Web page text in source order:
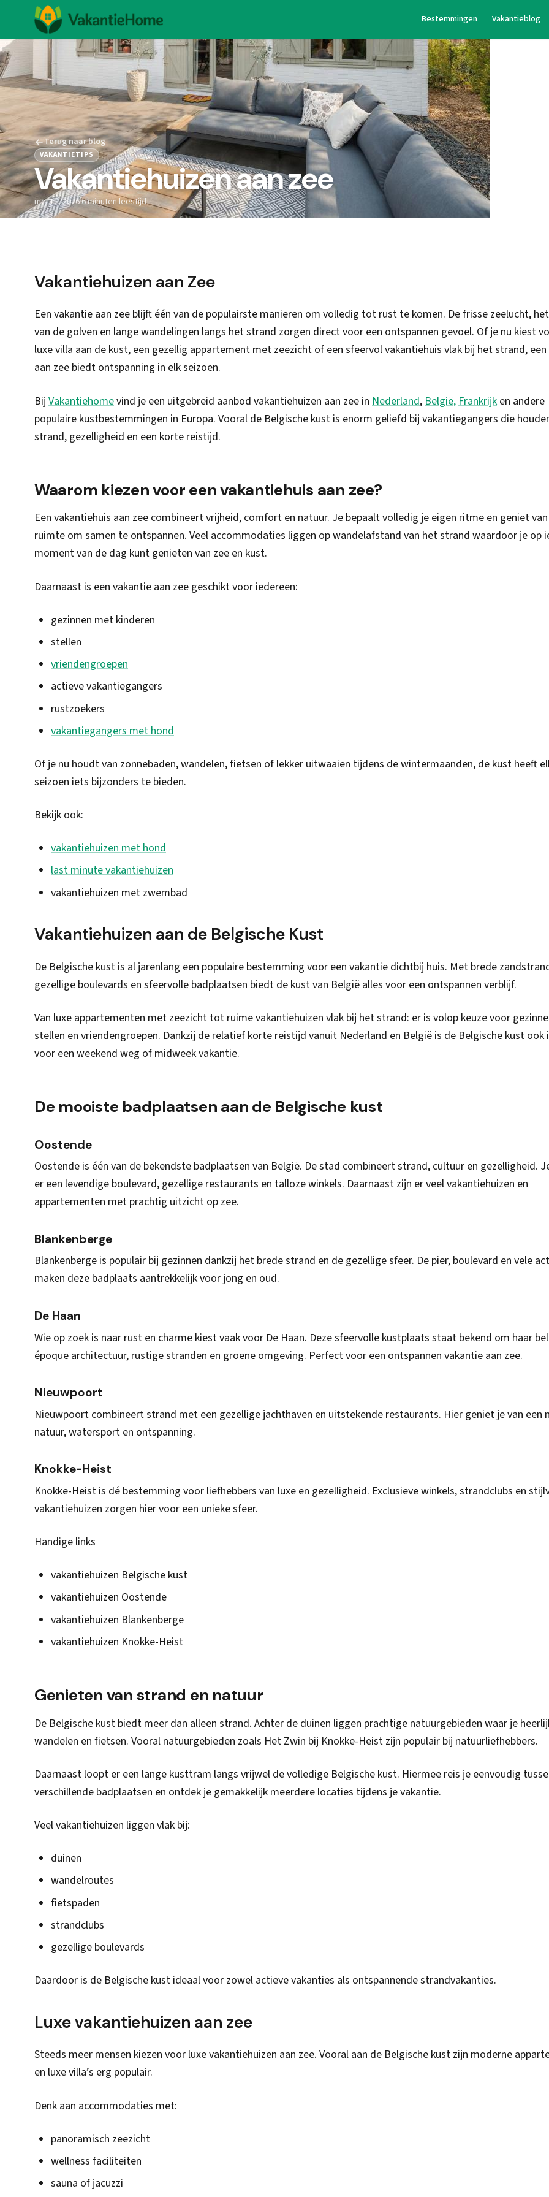
Bestemmingen Vakantieblog
Terug naar blog
VAKANTIETIPS
Vakantiehuizen aan zee
mei 11, 2026·6 minuten leestijd
Vakantiehuizen aan Zee
Een vakantie aan zee blijft één van de populairste manieren om volledig tot rust te komen. De frisse zeelucht,
van de golven en lange wandelingen langs het strand zorgen direct voor een ontspannen gevoel. Of je nu kiest
luxe villa aan de kust, een gezellig appartement met zeezicht of een sfeervol vakantiehuis vlak bij het strand,
aan zee biedt ontspanning in elk seizoen.
Bij Vakantiehomevind je een uitgebreid aanbod vakantiehuizen aan zee in Nederland, België, Frankrijk en andere
populaire kustbestemmingen in Europa. Vooral de Belgische kust is enorm geliefd bij vakantiegangers die
strand, gezelligheid en een korte reistijd.
Waarom kiezen voor een vakantiehuis aan zee?
Een vakantiehuis aan zee combineert vrijheid, comfort en natuur. Je bepaalt volledig je eigen ritme en geniet
ruimte om samen te ontspannen. Veel accommodaties liggen op wandelafstand van het strand waardoor je op
moment van de dag kunt genieten van zee en kust.
Daarnaast is een vakantie aan zee geschikt voor iedereen:
gezinnen met kinderen
stellen
vriendengroepen
actieve vakantiegangers
rustzoekers
vakantiegangers met hond
Of je nu houdt van zonnebaden, wandelen, fietsen of lekker uitwaaien tijdens de wintermaanden, de kust heeft
seizoen iets bijzonders te bieden.
Bekijk ook:
vakantiehuizen met hond
last minute vakantiehuizen
vakantiehuizen met zwembad
Vakantiehuizen aan de Belgische Kust
De Belgische kust is al jarenlang een populaire bestemming voor een vakantie dichtbij huis. Met brede
gezellige boulevards en sfeervolle badplaatsen biedt de kust van België alles voor een ontspannen verblijf.
Van luxe appartementen met zeezicht tot ruime vakantiehuizen vlak bij het strand: er is volop keuze voor
stellen en vriendengroepen. Dankzij de relatief korte reistijd vanuit Nederland en België is de Belgische kust ook
voor een weekend weg of midweek vakantie.
De mooiste badplaatsen aan de Belgische kust
Oostende
Oostende is één van de bekendste badplaatsen van België. De stad combineert strand, cultuur en gezelligheid.
er een levendige boulevard, gezellige restaurants en talloze winkels. Daarnaast zijn er veel vakantiehuizen en
appartementen met prachtig uitzicht op zee.
Blankenberge
Blankenberge is populair bij gezinnen dankzij het brede strand en de gezellige sfeer. De pier, boulevard en vele
maken deze badplaats aantrekkelijk voor jong en oud.
De Haan
Wie op zoek is naar rust en charme kiest vaak voor De Haan. Deze sfeervolle kustplaats staat bekend om haar
époque architectuur, rustige stranden en groene omgeving. Perfect voor een ontspannen vakantie aan zee.
Nieuwpoort
Nieuwpoort combineert strand met een gezellige jachthaven en uitstekende restaurants. Hier geniet je van een
natuur, watersport en ontspanning.
Knokke-Heist
Knokke-Heist is dé bestemming voor liefhebbers van luxe en gezelligheid. Exclusieve winkels, strandclubs en
vakantiehuizen zorgen hier voor een unieke sfeer.
Handige links
vakantiehuizen Belgische kust
vakantiehuizen Oostende
vakantiehuizen Blankenberge
vakantiehuizen Knokke-Heist
Genieten van strand en natuur
De Belgische kust biedt meer dan alleen strand. Achter de duinen liggen prachtige natuurgebieden waar je
wandelen en fietsen. Vooral natuurgebieden zoals Het Zwin bij Knokke-Heist zijn populair bij natuurliefhebbers.
Daarnaast loopt er een lange kusttram langs vrijwel de volledige Belgische kust. Hiermee reis je eenvoudig
verschillende badplaatsen en ontdek je gemakkelijk meerdere locaties tijdens je vakantie.
Veel vakantiehuizen liggen vlak bij:
duinen
wandelroutes
fietspaden
strandclubs
gezellige boulevards
Daardoor is de Belgische kust ideaal voor zowel actieve vakanties als ontspannende strandvakanties.
Luxe vakantiehuizen aan zee
Steeds meer mensen kiezen voor luxe vakantiehuizen aan zee. Vooral aan de Belgische kust zijn moderne
en luxe villa’s erg populair.
Denk aan accommodaties met:
panoramisch zeezicht
wellness faciliteiten
sauna of jacuzzi